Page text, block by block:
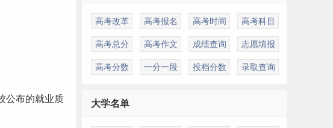
公布的就业质
高考改革 高考报名 高考时间 高考科目
高考总分 高考作文 成绩查询 志愿填报
高考分数 一分一段 投档分数 录取查询
大学名单